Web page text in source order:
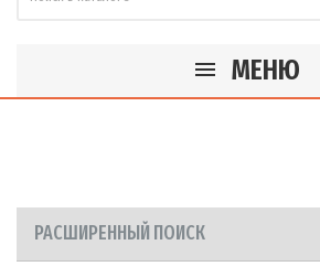
МЕНЮ
РАСШИРЕННЫЙ ПОИСК